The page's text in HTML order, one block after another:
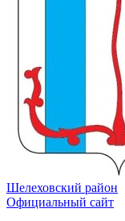
Шелеховский район
Официальный сайт